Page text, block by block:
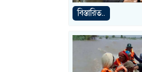
বিস্তারিত..